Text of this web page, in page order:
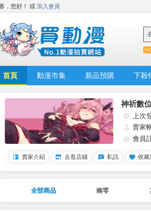
，您好！ 或 加入會員
首頁 動漫市集 新品預購 下殺
神祈數
上次
賣家
會員
賣家介紹 去逛店鋪 私訊 收藏
全部商品 幽零